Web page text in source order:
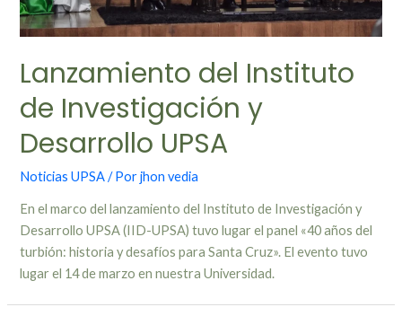
Lanzamiento del Instituto
de Investigación y
Desarrollo UPSA
Noticias UPSA/ Porjhon vedia
En el marco del lanzamiento del Instituto de Investigación y
Desarrollo UPSA (IID-UPSA) tuvo lugar el panel «40 años del
turbión: historia y desafíos para Santa Cruz». El evento tuvo
lugar el 14 de marzo en nuestra Universidad.